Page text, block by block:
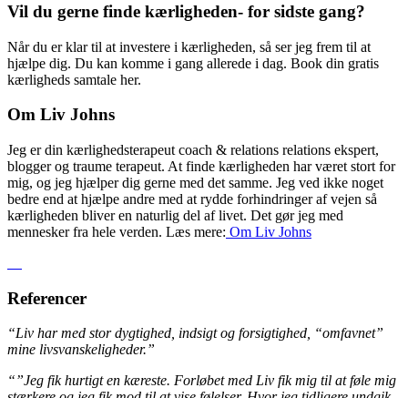
Vil du gerne finde kærligheden- for sidste gang?
Når du er klar til at investere i kærligheden, så ser jeg frem til at
hjælpe dig. Du kan komme i gang allerede i dag. Book din gratis
kærligheds samtale her.
Om Liv Johns
Jeg er din kærlighedsterapeut coach & relations relations ekspert,
blogger og traume terapeut. At finde kærligheden har været stort for
mig, og jeg hjælper dig gerne med det samme. Jeg ved ikke noget
bedre end at hjælpe andre med at rydde forhindringer af vejen så
kærligheden bliver en naturlig del af livet. Det gør jeg med
mennesker fra hele verden. Læs mere: Om Liv Johns
Referencer
“Liv har med stor dygtighed, indsigt og forsigtighed, “omfavnet”
mine livsvanskeligheder.”
“”Jeg fik hurtigt en kæreste. Forløbet med Liv fik mig til at føle mig